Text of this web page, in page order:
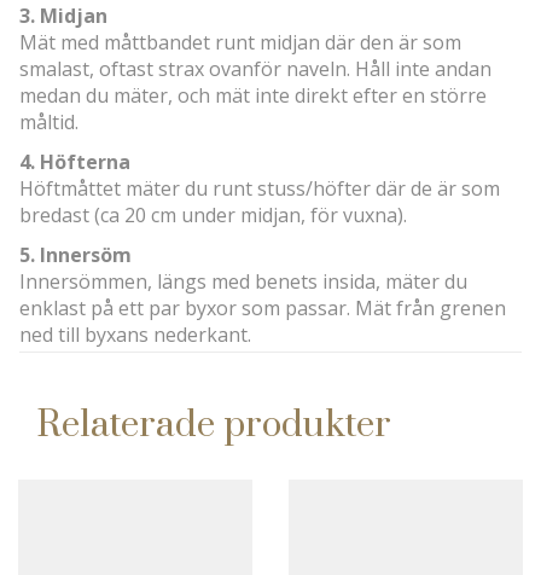
3. Midjan
Mät med måttbandet runt midjan där den är som
smalast, oftast strax ovanför naveln. Håll inte andan
medan du mäter, och mät inte direkt efter en större
måltid.
4. Höfterna
Höftmåttet mäter du runt stuss/höfter där de är som
bredast (ca 20 cm under midjan, för vuxna).
5. Innersöm
Innersömmen, längs med benets insida, mäter du
enklast på ett par byxor som passar. Mät från grenen
ned till byxans nederkant.
Relaterade produkter